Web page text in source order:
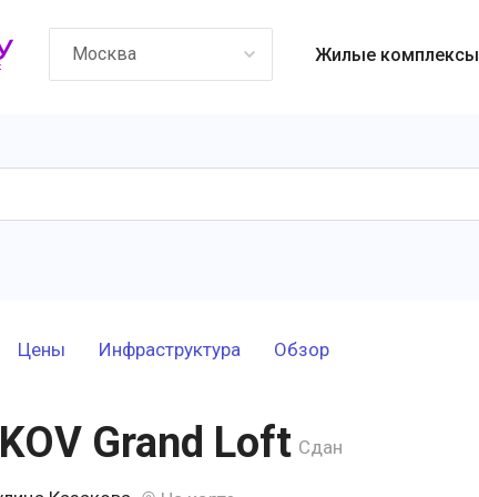
Москва Жилые комплексы
Цены Инфраструктура Обзор
Grand Loft Сдан